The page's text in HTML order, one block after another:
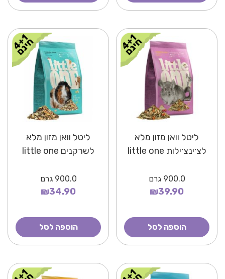
ליטל וואן מזון מלא
לצ׳ינצ׳ילות little one
900.0 גרם
₪39.90
הוספה לסל
ליטל וואן מזון מלא
לשרקנים little one
900.0 גרם
₪34.90
הוספה לסל